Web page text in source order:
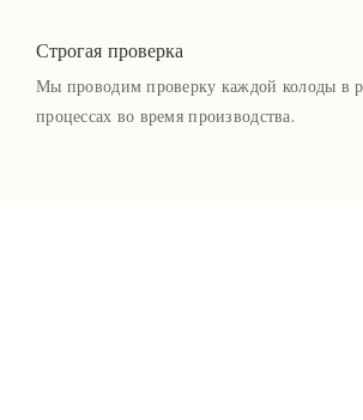
Строгая проверка
Мы проводим проверку каждой колоды в
процессах во время производства.